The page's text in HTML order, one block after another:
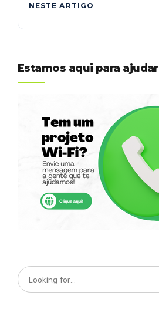
NESTE ARTIGO
Estamos aqui para ajudar